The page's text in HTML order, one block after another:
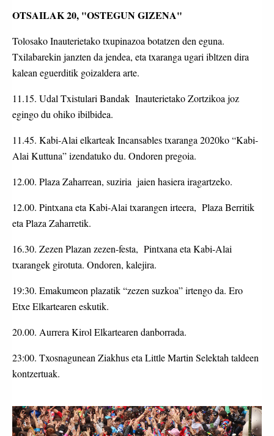
OTSAILAK 20, "OSTEGUN GIZENA"
Tolosako Inauterietako txupinazoa botatzen den eguna.
Txilabarekin janzten da jendea, eta txaranga ugari ibltzen dira
kalean eguerditik goizaldera arte.
11.15. Udal Txistulari Bandak Inauterietako Zortzikoa joz
egingo du ohiko ibilbidea.
11.45. Kabi-Alai elkarteak Incansables txaranga 2020ko “Kabi-
Alai Kuttuna” izendatuko du. Ondoren pregoia.
12.00. Plaza Zaharrean, suziria jaien hasiera iragartzeko.
12.00. Pintxana eta Kabi-Alai txarangen irteera, Plaza Berritik
eta Plaza Zaharretik.
16.30. Zezen Plazan zezen-festa, Pintxana eta Kabi-Alai
txarangek girotuta. Ondoren, kalejira.
19:30. Emakumeon plazatik “zezen suzkoa” irtengo da. Ero
Etxe Elkartearen eskutik.
20.00. Aurrera Kirol Elkartearen danborrada.
23:00. Txosnagunean Ziakhus eta Little Martin Selektah taldeen
kontzertuak.